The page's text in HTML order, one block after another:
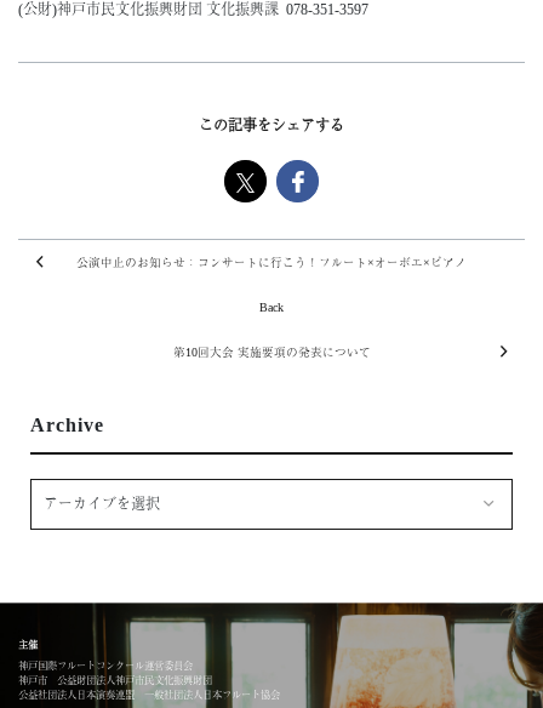
(公財)神戸市民文化振興財団 文化振興課 078-351-3597
この記事をシェアする
公演中止のお知らせ：コンサートに行こう！フルート×オーボエ×ピアノ
Back
第10回大会 実施要項の発表について
Archive
主催
神戸国際フルートコンクール運営委員会
神戸市 公益財団法人神戸市民文化振興財団
公益社団法人日本演奏連盟 一般社団法人日本フルート協会